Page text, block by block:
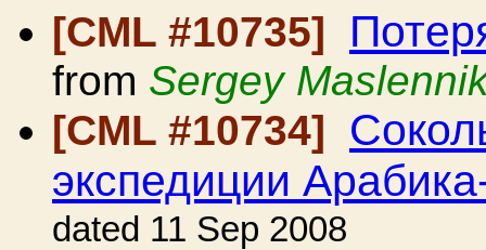
[CML #10735]
from Sergey
[CML #10734]
экспедиции
dated 11 Sep 2008